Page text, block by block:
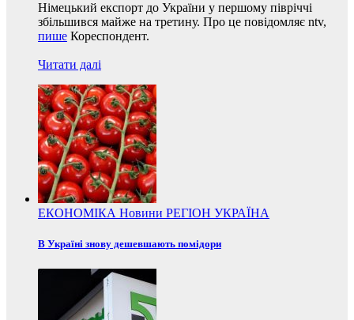
Німецький експорт до України у першому півріччі
збільшився майже на третину. Про це повідомляє ntv,
пише Кореспондент.
Читати далі
ЕКОНОМІКА Новини РЕГІОН УКРАЇНА
В Україні знову дешевшають помідори